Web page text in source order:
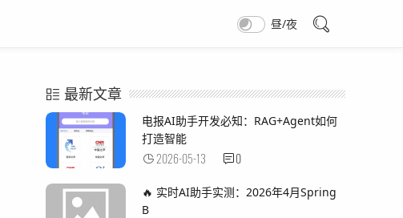
昼/夜
最新文章
电报AI助手开发必知：RAG+Agent如何
打造智能
2026-05-13 0
🔥 实时AI助手实测：2026年4月Spring
B